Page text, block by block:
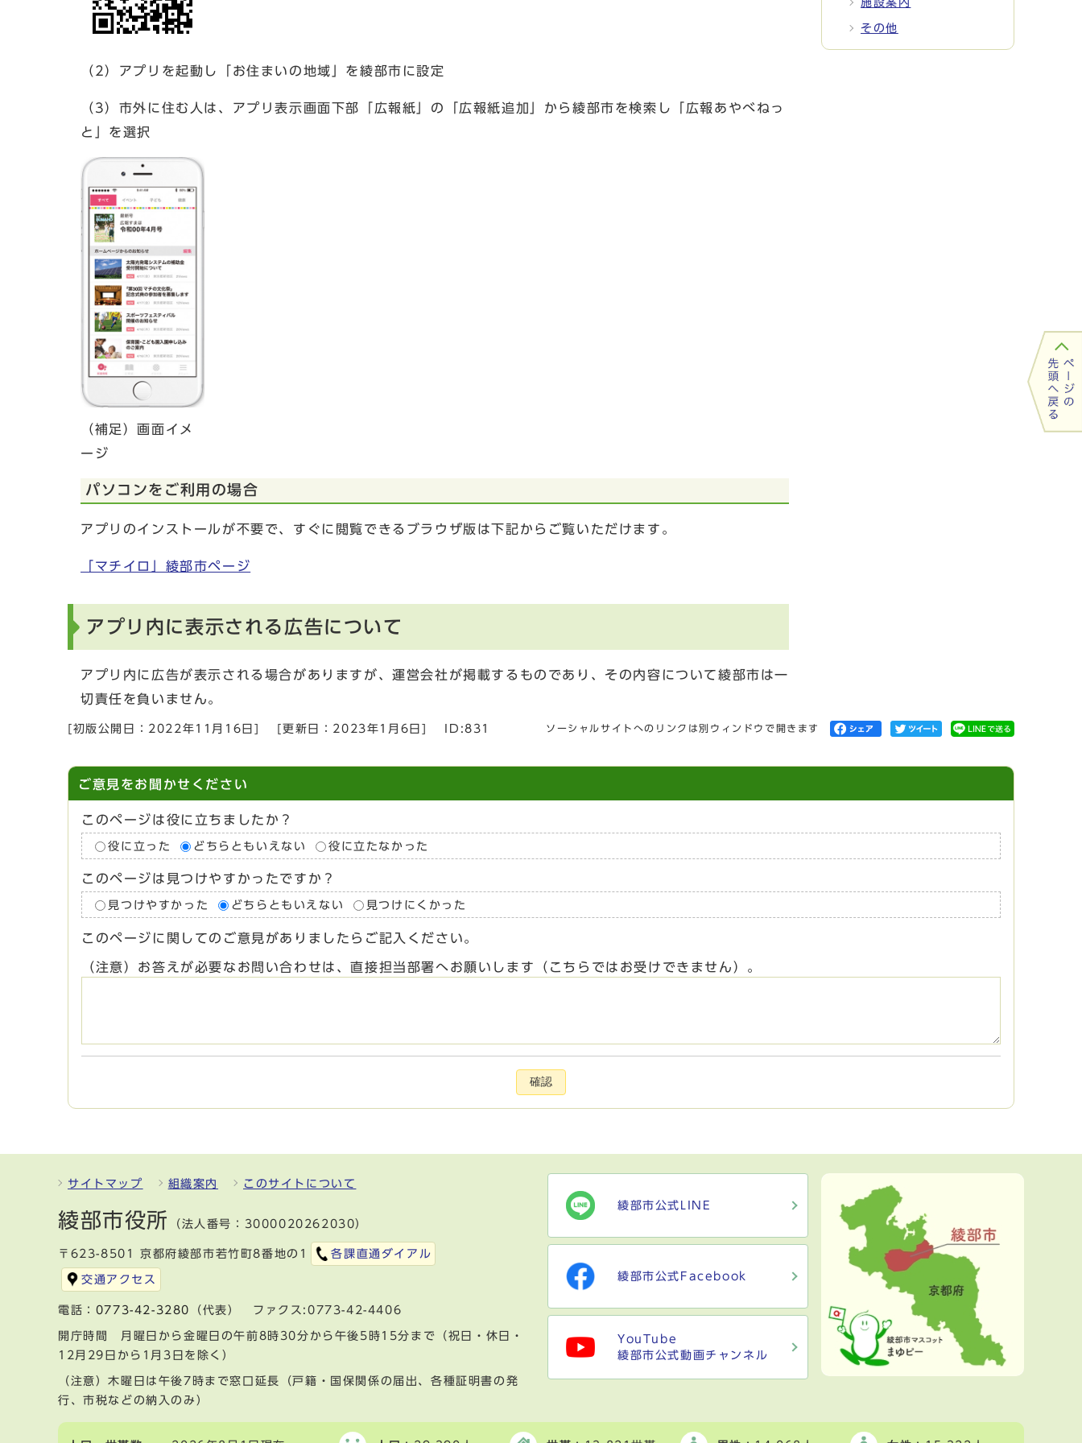
（2）アプリを起動し「お住まいの地域」を綾部市に設定
（3）市外に住む人は、アプリ表示画面下部「広報紙」の「広報紙追加」から綾部市を検索し「広報あやべねっ
と」を選択
（補足）画面イメ
ージ
パソコンをご利用の場合
アプリのインストールが不要で、すぐに閲覧できるブラウザ版は下記からご覧いただけます。
「マチイロ」綾部市ページ
アプリ内に表示される広告について
アプリ内に広告が表示される場合がありますが、運営会社が掲載するものであり、その内容について綾部市は一
切責任を負いません。
施設案内
その他
[初版公開日： 2022年11月16日 [更新日： 2023年1月6日 ID:831 ソーシャルサイトへのリンクは別ウィンドウで開きます
ご意見をお聞かせください
このページは役に立ちましたか？
役に立った どちらともいえない 役に立たなかった
このページは見つけやすかったですか？
見つけやすかった どちらともいえない 見つけにくかった
このページに関してのご意見がありましたらご記入ください。
（注意）お答えが必要なお問い合わせは、直接担当部署へお願いします（こちらではお受けできません）。
確認
サイトマップ 組織案内 このサイトについて
綾部市役所 （法人番号：3000020262030）
〒623-8501 京都府綾部市若竹町8番地の1 各課直通ダイアル
交通アクセス
電話： 0773-42-3280 （代表） ファクス:0773-42-4406
開庁時間 月曜日から金曜日の午前8時30分から午後5時15分まで（祝日・休日・
12月29日から1月3日を除く）
（注意）木曜日は午後7時まで窓口延長（戸籍・国保関係の届出、各種証明書の発
行、市税などの納入のみ）
綾部市公式LINE
綾部市公式Facebook
YouTube
綾部市公式動画チャンネル